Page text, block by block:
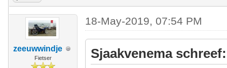
zeeuwwindje
Fietser
18-May-2019, 07:54 PM
Sjaakvenema schreef: